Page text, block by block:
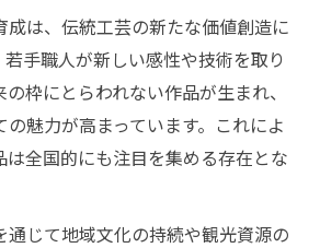
成は、伝統工芸の新たな価値創造に
手職人が新しい感性や技術を取り
枠にとらわれない作品が生まれ、
魅力が高まっています。これによ
は全国的にも注目を集める存在とな
通じて地域文化の持続や観光資源の